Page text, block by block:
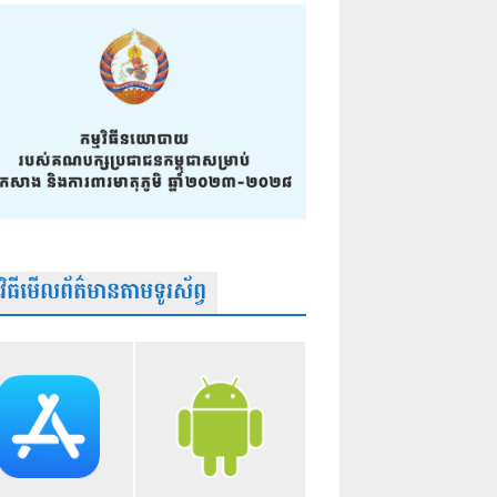
ធីមើលព័ត៌មានតាមទូរស័ព្វ